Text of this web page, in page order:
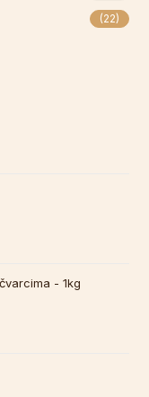
(22)
- 1kg